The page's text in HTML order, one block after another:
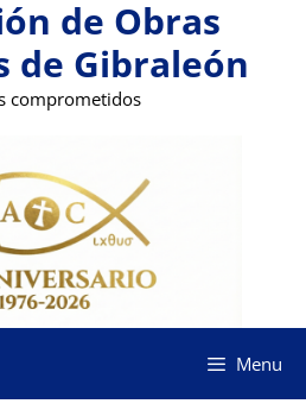
de Obras
de Gibraleón
comprometidos
Menu